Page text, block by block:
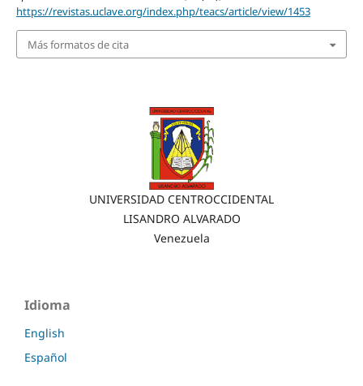
https://revistas.uclave.org/index.php/teacs/article/view/1453
Más formatos de cita
UNIVERSIDAD CENTROCCIDENTAL
LISANDRO ALVARADO
Venezuela
Idioma
English
Español